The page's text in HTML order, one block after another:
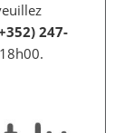
247-